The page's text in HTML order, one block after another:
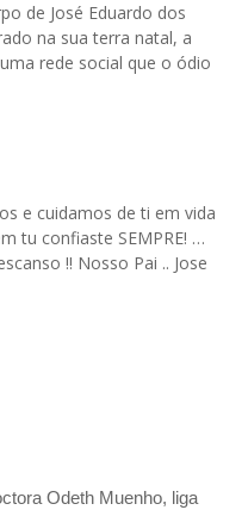
de José Eduardo dos
na sua terra natal, a
rede social que o ódio
e cuidamos de ti em vida
tu confiaste SEMPRE! …
!! Nosso Pai .. Jose
Odeth Muenho, liga